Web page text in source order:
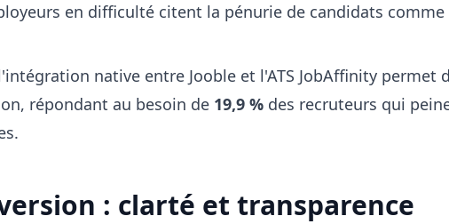
en difficulté citent la pénurie de candidats
native entre Jooble et l'ATS JobAffinity permet
répondant au besoin de 19,9 % des recruteurs qui
: clarté et transparence